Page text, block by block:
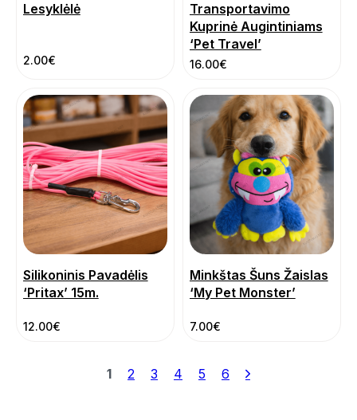
Lesyklėlė
2.00€
Transportavimo
Kuprinė Augintiniams
‘Pet Travel’
16.00€
Silikoninis Pavadėlis
‘Pritax’ 15m.
12.00€
Minkštas Šuns Žaislas
‘My Pet Monster’
7.00€
1 2 3 4 5 6